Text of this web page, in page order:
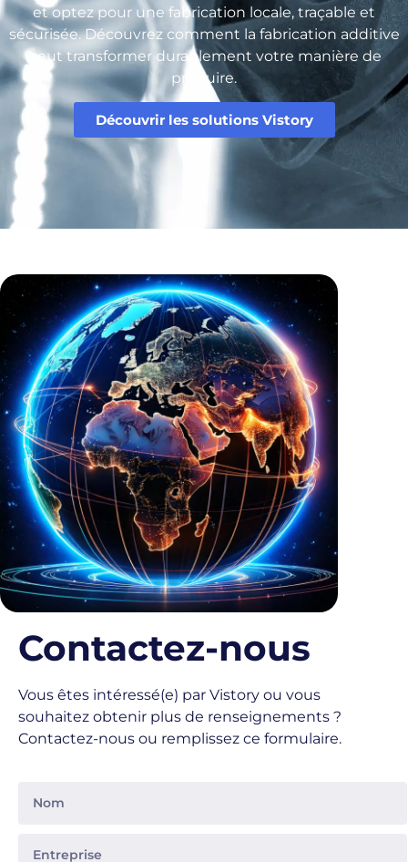
et optez pour une fabrication locale, traçable et
sécurisée. Découvrez comment la fabrication additive
peut transformer durablement votre manière de
produire.
Découvrir les solutions Vistory
Contactez-nous
Vous êtes intéressé(e) par Vistory ou vous
souhaitez obtenir plus de renseignements ?
Contactez-nous ou remplissez ce formulaire.